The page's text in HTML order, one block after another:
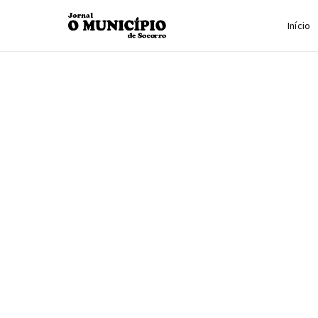
Início